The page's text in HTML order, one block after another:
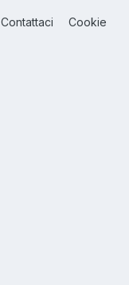
Contattaci Cookie